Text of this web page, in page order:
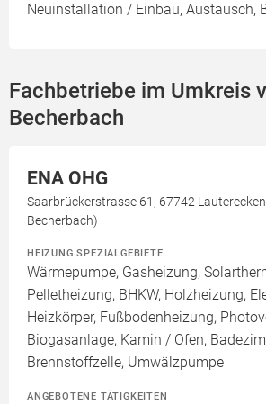
Neuinstallation / Einbau, Austausch,
Fachbetriebe im Umkreis
Becherbach
ENA OHG
Saarbrückerstrasse 61, 67742
Becherbach)
HEIZUNG SPEZIALGEBIETE
Wärmepumpe, Gasheizung,
Pelletheizung, BHKW, Holzheizung,
Heizkörper, Fußbodenheizung,
Biogasanlage, Kamin / Ofen,
Brennstoffzelle, Umwälzpumpe
ANGEBOTENE TÄTIGKEITEN